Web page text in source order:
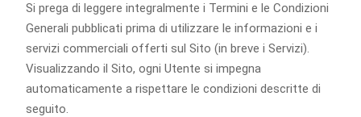
Si prega di leggere integralmente i Termini e le Condizioni
Generali pubblicati prima di utilizzare le informazioni e i
servizi commerciali offerti sul Sito (in breve i Servizi).
Visualizzando il Sito, ogni Utente si impegna
automaticamente a rispettare le condizioni descritte di
seguito.